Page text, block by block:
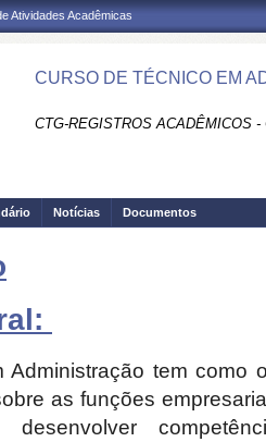
Atividades Acadêmicas
CURSO DE TÉCNICO EM
CTG-REGISTROS ACADÊMICOS -
Notícias Documentos
Administração tem como
as funções